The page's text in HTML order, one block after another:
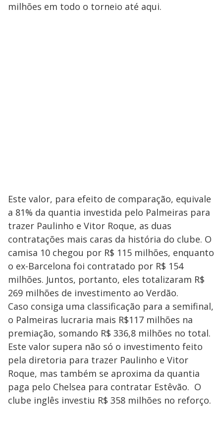
milhões em todo o torneio até aqui.
Este valor, para efeito de comparação, equivale
a 81% da quantia investida pelo Palmeiras para
trazer Paulinho e Vitor Roque, as duas
contratações mais caras da história do clube. O
camisa 10 chegou por R$ 115 milhões, enquanto
o ex-Barcelona foi contratado por R$ 154
milhões. Juntos, portanto, eles totalizaram R$
269 milhões de investimento ao Verdão.
Caso consiga uma classificação para a semifinal,
o Palmeiras lucraria mais R$117 milhões na
premiação, somando R$ 336,8 milhões no total.
Este valor supera não só o investimento feito
pela diretoria para trazer Paulinho e Vitor
Roque, mas também se aproxima da quantia
paga pelo Chelsea para contratar Estêvão. O
clube inglês investiu R$ 358 milhões no reforço.